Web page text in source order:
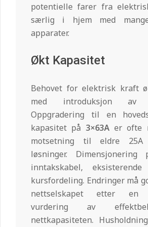
potentielle farer fra
særlig i hjem med
apparater.
Økt Kapasitet
Behovet for elektrisk kraft
med introduksjon av
Oppgradering til en
kapasitet på 3×63Aer ofte
motsetning til eldre
løsninger. Dimensjonering
inntakskabel,
kursfordeling. Endringer må
nettselskapet etter en
vurdering av
nettkapasiteten.